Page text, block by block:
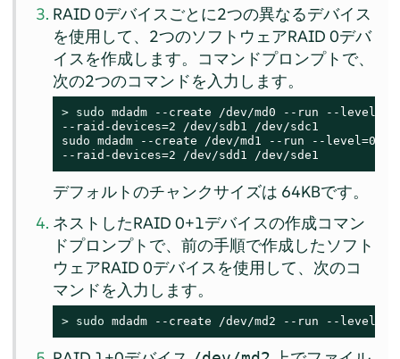
RAID 0デバイスごとに2つの異なるデバイス
を使用して、2つのソフトウェアRAID 0デバ
イスを作成します。コマンドプロンプトで、
次の2つのコマンドを入力します。
> sudo mdadm --create /dev/md0 --run --level=0
--raid-devices=2 /dev/sdb1 /dev/sdc1
sudo mdadm --create /dev/md1 --run --level=0 --
--raid-devices=2 /dev/sdd1 /dev/sde1
デフォルトのチャンクサイズは 64KBです。
ネストしたRAID 0+1デバイスの作成コマン
ドプロンプトで、前の手順で作成したソフト
ウェアRAID 0デバイスを使用して、次のコ
マンドを入力します。
> sudo mdadm --create /dev/md2 --run --level=1